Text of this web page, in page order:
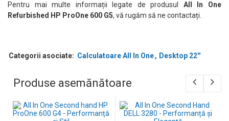
Pentru mai multe informații legate de produsul All In One
Refurbished HP ProOne 600 G5, vă rugăm să ne contactați.
Categorii asociate: Calculatoare All In One Desktop 22''
Produse asemănătoare